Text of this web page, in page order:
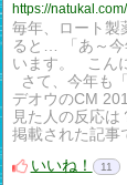
https://
毎年、ロート製
ると… 「あ～今
います。 こん
さて、今年も
デオウのCM
見た人の反応
掲載された記
いいね！
11